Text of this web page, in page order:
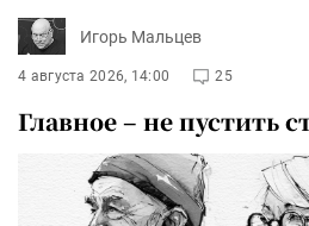
Игорь Мальцев
4 августа 2026, 14:00 25
Главное – не пустить